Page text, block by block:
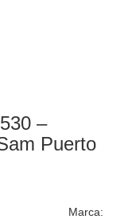
–
Puerto
Marca: